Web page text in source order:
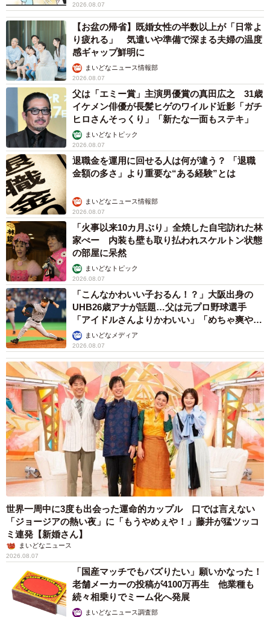
2026.08.07
【お盆の帰省】既婚女性の半数以上が「日常よ
り疲れる」 気遣いや準備で深まる夫婦の温度
感ギャップ鮮明に
まいどなニュース情報部
2026.08.07
父は「エミー賞」主演男優賞の真田広之 31歳
イケメン俳優が長髪ヒゲのワイルド近影「ガチ
ヒロさんそっくり」「新たな一面もステキ」
まいどなトピック
2026.08.07
退職金を運用に回せる人は何が違う？ 「退職
金額の多さ」より重要な“ある経験”とは
まいどなニュース情報部
2026.08.07
「火事以来10カ月ぶり」全焼した自宅訪れた林
家ぺー 内装も壁も取り払われスケルトン状態
の部屋に呆然
まいどなトピック
2026.08.07
「こんなかわいい子おるん！？」大阪出身の
UHB26歳アナが話題…父は元プロ野球選手
「アイドルさんよりかわいい」「めちゃ爽や
か」まいどなメディア
2026.08.07
世界一周中に3度も出会った運命的カップル 口では言えない
「ジョージアの熱い夜」に「もうやめぇや！」藤井が猛ツッコ
ミ連発【新婚さん】
まいどなニュース
2026.08.07
「国産マッチでもバズりたい」願いかなった！
老舗メーカーの投稿が4100万再生 他業種も
続々相乗りでミーム化へ発展
まいどなニュース調査部